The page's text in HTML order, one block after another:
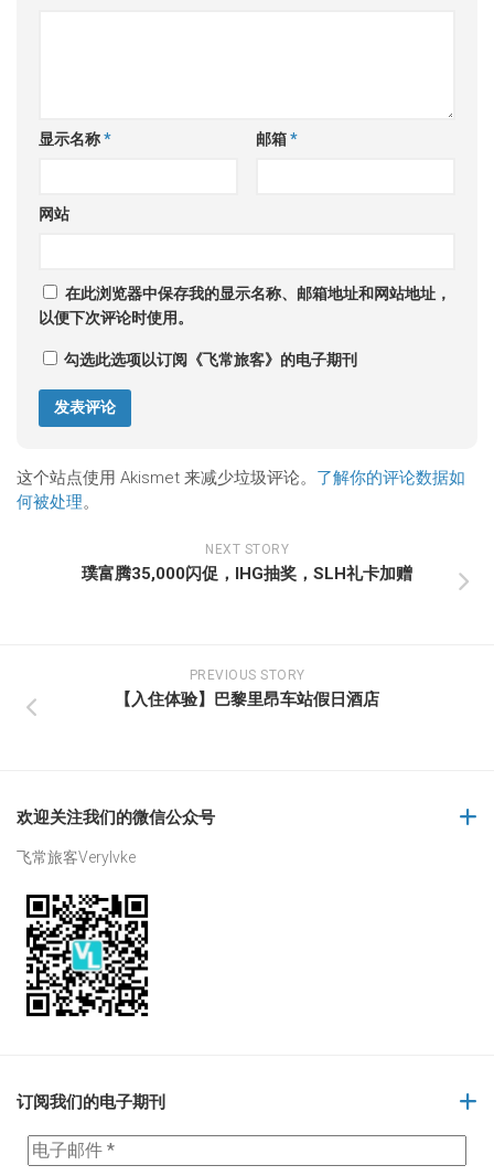
显示名称* 邮箱*
网站
在此浏览器中保存我的显示名称、邮箱地址和网站地址，
以便下次评论时使用。
勾选此选项以订阅《飞常旅客》的电子期刊
这个站点使用 Akismet 来减少垃圾评论。 了解你的评论数据如
何被处理。
NEXT STORY
璞富腾35,000闪促，IHG抽奖，SLH礼卡加赠
PREVIOUS STORY
【入住体验】巴黎里昂车站假日酒店
欢迎关注我们的微信公众号
飞常旅客Verylvke
订阅我们的电子期刊